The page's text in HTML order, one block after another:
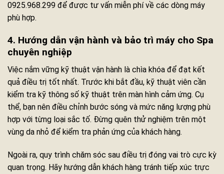
0925.968.299 để được tư vấn miễn phí về các dòng máy
phù hợp.
4. Hướng dẫn vận hành và bảo trì máy cho Spa
chuyên nghiệp
Việc nắm vững kỹ thuật vận hành là chìa khóa để đạt kết
quả điều trị tốt nhất. Trước khi bắt đầu, kỹ thuật viên cần
kiểm tra kỹ thông số kỹ thuật trên màn hình cảm ứng. Cụ
thể, bạn nên điều chỉnh bước sóng và mức năng lượng phù
hợp với từng loại sắc tố. Đừng quên thử nghiệm trên một
vùng da nhỏ để kiểm tra phản ứng của khách hàng.
Ngoài ra, quy trình chăm sóc sau điều trị đóng vai trò cực kỳ
quan trọng. Hãy hướng dẫn khách hàng tránh tiếp xúc trực